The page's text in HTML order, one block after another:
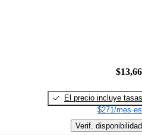
El precio incluye tasas
$271/mes
Verif. disponibilidad